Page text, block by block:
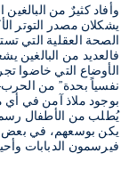
وأفاد كثيرٌ من
يشكلان مصدر التوتر
الصحة العقلية التي
فالعديد من البالغين
الأوضاع التي خاضوا
نفسياً بحدة" من
بوجود ملاذ آمن في أي
يُطلب من الأطفال رسم
يكن بوسعهم، في بعض
فيرسمون الدبابات